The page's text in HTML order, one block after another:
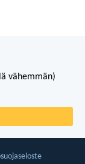
vähemmän)